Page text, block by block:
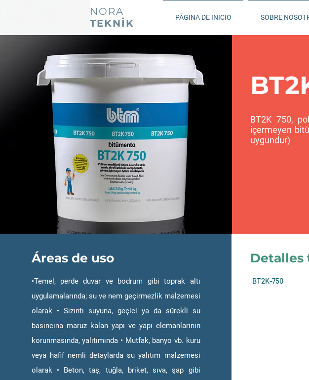
NORA
TEKNİK
PÁGINA DE INICIO SOBRE
BT2K 750,
içermeyen
uygundur)
Áreas de uso
•Temel, perde duvar ve bodrum gibi toprak altı
uygulamalarında; su ve nem geçirmezlik malzemesi
olarak • Sızıntı suyuna, geçici ya da sürekli su
basıncına maruz kalan yapı ve yapı elemanlarının
korunmasında, yalıtımında • Mutfak, banyo vb. kuru
veya hafif nemli detaylarda su yalıtım malzemesi
olarak • Beton, taş, tuğla, briket, sıva, şap gibi
Detalles
BT2K-750